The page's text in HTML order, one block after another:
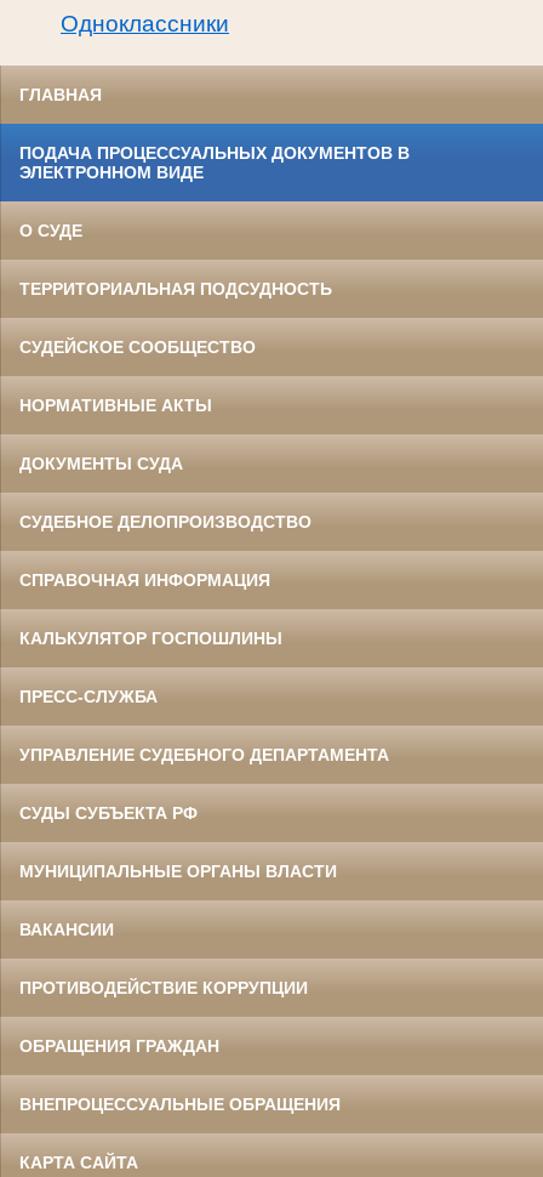
Одноклассники
ГЛАВНАЯ
ПОДАЧА ПРОЦЕССУАЛЬНЫХ ДОКУМЕНТОВ В
ЭЛЕКТРОННОМ ВИДЕ
О СУДЕ
ТЕРРИТОРИАЛЬНАЯ ПОДСУДНОСТЬ
СУДЕЙСКОЕ СООБЩЕСТВО
НОРМАТИВНЫЕ АКТЫ
ДОКУМЕНТЫ СУДА
СУДЕБНОЕ ДЕЛОПРОИЗВОДСТВО
СПРАВОЧНАЯ ИНФОРМАЦИЯ
КАЛЬКУЛЯТОР ГОСПОШЛИНЫ
ПРЕСС-СЛУЖБА
УПРАВЛЕНИЕ СУДЕБНОГО ДЕПАРТАМЕНТА
СУДЫ СУБЪЕКТА РФ
МУНИЦИПАЛЬНЫЕ ОРГАНЫ ВЛАСТИ
ВАКАНСИИ
ПРОТИВОДЕЙСТВИЕ КОРРУПЦИИ
ОБРАЩЕНИЯ ГРАЖДАН
ВНЕПРОЦЕССУАЛЬНЫЕ ОБРАЩЕНИЯ
КАРТА САЙТА